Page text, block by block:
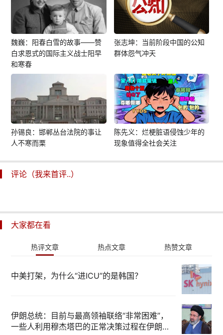
魏巍：阳春白雪的故事——赞
白求恩式的国际主义战士阳早
和寒春
张志坤：当前阶段中国的公知
群体怨气冲天
孙锡良：邯郸丛台法院的事让
人不寒而栗
陈先义：烂梗脏语侵蚀少年的
现象值得全社会关注
评论（我来首评..）
大家都在看
热评文章 热点文章 热赞文章
中美打架，为什么“进ICU”的是韩国？
伊朗总统：目前与最高领袖联络“非常困难”，
一些人利用穆杰塔巴的正常决策过程在伊朗内